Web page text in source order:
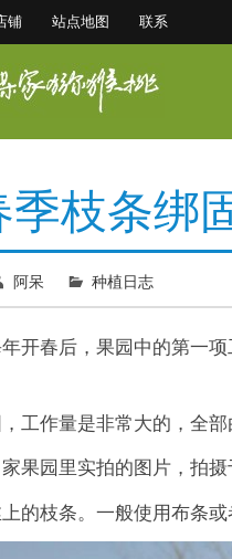
铺 站点地图 联系
季枝条绑
阿呆 种植日志
开春后，果园中的第一
工作量是非常大的，全部
果园里实拍的图片，拍摄
的枝条。一般使用布条